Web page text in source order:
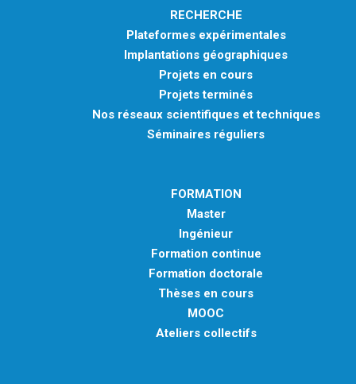
RECHERCHE
Plateformes expérimentales
Implantations géographiques
Projets en cours
Projets terminés
Nos réseaux scientifiques et techniques
Séminaires réguliers
FORMATION
Master
Ingénieur
Formation continue
Formation doctorale
Thèses en cours
MOOC
Ateliers collectifs